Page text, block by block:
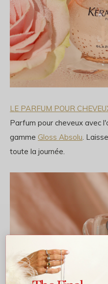
LE PARFUM POUR
Parfum pour cheveux avec
gamme Gloss Absolu.
toute la journée.